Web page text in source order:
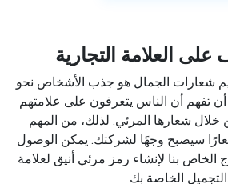
على العلامة التجارية
شعارات الجمال هو جذب الأشخاص نحو
أن تفهم أن الناس يتعرفون على علامتهم
خلال شعارها المرئي. لذلك، من المهم
سيصبح وجهًا لشركتك. يمكن الوصول
الخاص بنا لإنشاء رمز مرئي أنيق لعلامة
التجميل الخاصة بك.